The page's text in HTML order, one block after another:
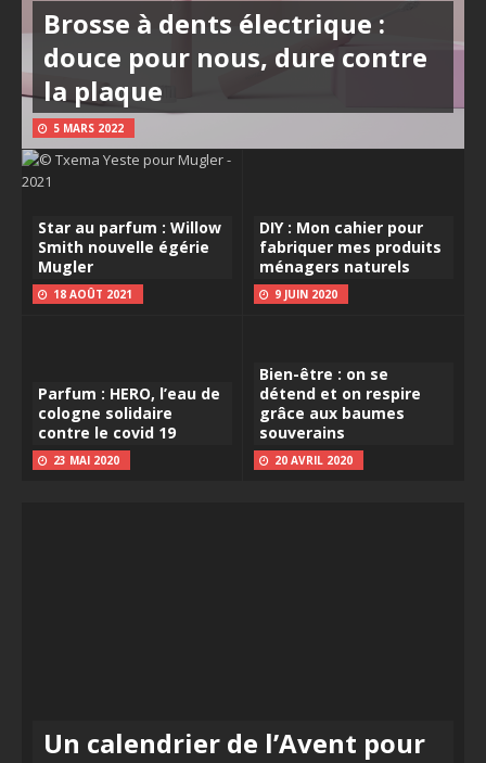
Brosse à dents électrique :
douce pour nous, dure contre
la plaque
5 MARS 2022
Star au parfum : Willow
Smith nouvelle égérie
Mugler
18 AOÛT 2021
DIY : Mon cahier pour
fabriquer mes produits
ménagers naturels
9 JUIN 2020
Parfum : HERO, l’eau de
cologne solidaire
contre le covid 19
23 MAI 2020
Bien-être : on se
détend et on respire
grâce aux baumes
souverains
20 AVRIL 2020
Un calendrier de l’Avent pour